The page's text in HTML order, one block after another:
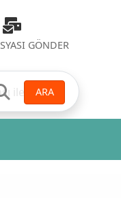
GÖNDER
ARA